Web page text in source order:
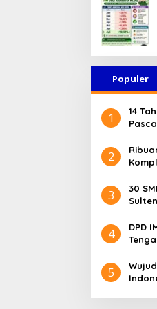
Populer
1
14
OJK
2
Hadir
3
30
4
DPD
Palu
5